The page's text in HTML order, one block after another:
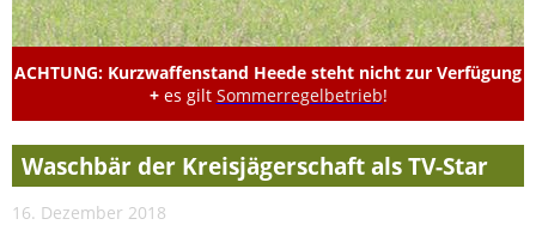
ACHTUNG: Kurzwaffenstand Heede steht nicht zur Verfügung
+ es gilt Sommerregelbetrieb!
Waschbär der Kreisjägerschaft als TV-Star
16. Dezember 2018